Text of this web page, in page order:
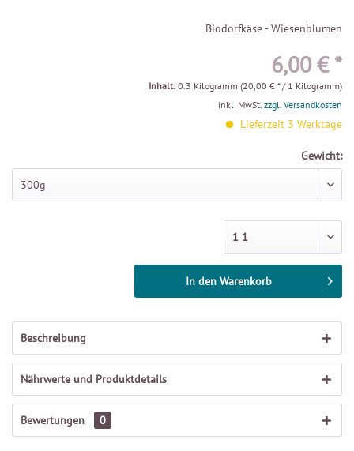
Biodorfkäse - Wiesenblumen
6,00 € *
Inhalt: 0.3 Kilogramm (20,00 € * / 1 Kilogramm)
inkl. MwSt. zzgl. Versandkosten
Lieferzeit 3 Werktage
Gewicht:
In den Warenkorb
Beschreibung
Nährwerte und Produktdetails
Bewertungen 0